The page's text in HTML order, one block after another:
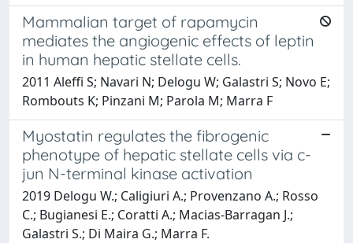
Mammalian target of rapamycin
mediates the angiogenic effects of leptin
in human hepatic stellate cells.
2011 Aleffi S; Navari N; Delogu W; Galastri S; Novo E;
Rombouts K; Pinzani M; Parola M; Marra F
Myostatin regulates the fibrogenic
phenotype of hepatic stellate cells via c-
jun N-terminal kinase activation
2019 Delogu W.; Caligiuri A.; Provenzano A.; Rosso
C.; Bugianesi E.; Coratti A.; Macias-Barragan J.;
Galastri S.; Di Maira G.; Marra F.